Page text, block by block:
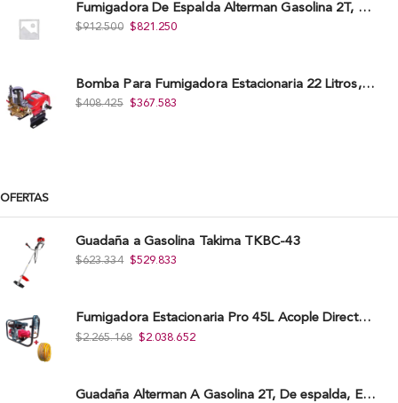
Fumigadora De Espalda Alterman Gasolina 2T, 26 Cc, Bomba Nylon Libre Mantenimiento, Tf900-A.
$912.500 $821.250
Bomba Para Fumigadora Estacionaria 22 Litros, Xp22-I.
$408.425 $367.583
OFERTAS
Guadaña a Gasolina Takima TKBC-43
$623.334 $529.833
Fumigadora Estacionaria Pro 45L Acople Directo con Accesorios
$2.265.168 $2.038.652
Guadaña Alterman A Gasolina 2T, De espalda, Eje Flexible, 43Cc, Xbc43B-I